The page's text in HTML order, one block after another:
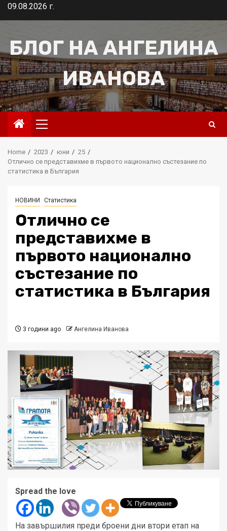
Skip09.08.2026 г.
БЛОГ НА АНГЕЛИНА
ИВАНОВА
Primary
Menu
Home 2023 юни
25
Отлично се представихме в първото национално състезание по
статистика в България
НОВИНИ Статистика
Отлично се
представихме в
първото национално
състезание по
статистика в България
3 години ago Ангелина Иванова
Spread the love
На завършилия преди броени дни втори етап на